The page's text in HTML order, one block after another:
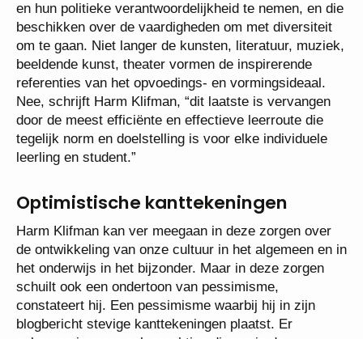
en hun politieke verantwoordelijkheid te nemen, en die
beschikken over de vaardigheden om met diversiteit
om te gaan. Niet langer de kunsten, literatuur, muziek,
beeldende kunst, theater vormen de inspirerende
referenties van het opvoedings- en vormingsideaal.
Nee, schrijft Harm Klifman, “dit laatste is vervangen
door de meest efficiënte en effectieve leerroute die
tegelijk norm en doelstelling is voor elke individuele
leerling en student.”
Optimistische kanttekeningen
Harm Klifman kan ver meegaan in deze zorgen over
de ontwikkeling van onze cultuur in het algemeen en in
het onderwijs in het bijzonder. Maar in deze zorgen
schuilt ook een ondertoon van pessimisme,
constateert hij. Een pessimisme waarbij hij in zijn
blogbericht stevige kanttekeningen plaatst. Er